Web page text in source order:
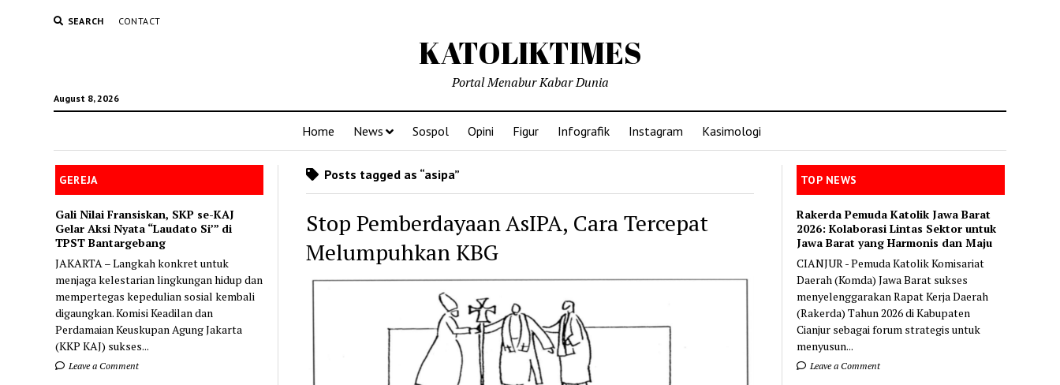
SEARCH CONTACT
KATOLIKTIMES
August 8, 2026
Portal Menabur Kabar Dunia
Home News Sospol Opini Figur Infografik Instagram Kasimologi
GEREJA
Gali Nilai Fransiskan, SKP se-KAJ
Gelar Aksi Nyata “Laudato Si’” di
TPST Bantargebang
JAKARTA – Langkah konkret untuk
menjaga kelestarian lingkungan hidup dan
mempertegas kepedulian sosial kembali
digaungkan. Komisi Keadilan dan
Perdamaian Keuskupan Agung Jakarta
(KKP KAJ) sukses...
Leave a Comment
Posts tagged as “asipa”
Stop Pemberdayaan AsIPA, Cara Tercepat
Melumpuhkan KBG
TOP NEWS
Rakerda Pemuda Katolik Jawa Barat
2026: Kolaborasi Lintas Sektor untuk
Jawa Barat yang Harmonis dan Maju
CIANJUR - Pemuda Katolik Komisariat
Daerah (Komda) Jawa Barat sukses
menyelenggarakan Rapat Kerja Daerah
(Rakerda) Tahun 2026 di Kabupaten
Cianjur sebagai forum strategis untuk
menyusun...
Leave a Comment